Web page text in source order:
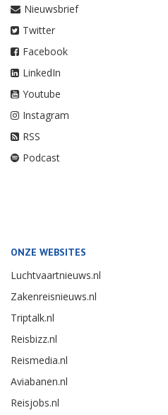
Nieuwsbrief
Twitter
Facebook
LinkedIn
Youtube
Instagram
RSS
Podcast
ONZE WEBSITES
Luchtvaartnieuws.nl
Zakenreisnieuws.nl
Triptalk.nl
Reisbizz.nl
Reismedia.nl
Aviabanen.nl
Reisjobs.nl